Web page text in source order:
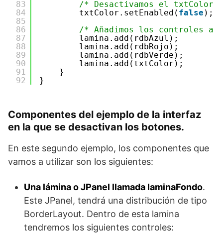
83
84
85
86
87
88
89
90
91
92
/* Desactivamos el txtColor
txtColor.setEnabled( false );
/* Añadimos los controles a
lamina.add(rdbAzul);
lamina.add(rdbRojo);
lamina.add(rdbVerde);
lamina.add(txtColor);
}
}
Componentes del ejemplo de la interfaz
en la que se desactivan los botones.
En este segundo ejemplo, los componentes que
vamos a utilizar son los siguientes:
Una lámina o JPanel llamada laminaFondo.
Este JPanel, tendrá una distribución de tipo
BorderLayout. Dentro de esta lamina
tendremos los siguientes controles: